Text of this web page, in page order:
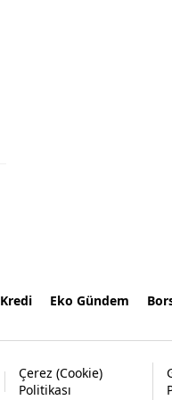
Kredi Eko Gündem
Çerez (Cookie)
Politikası